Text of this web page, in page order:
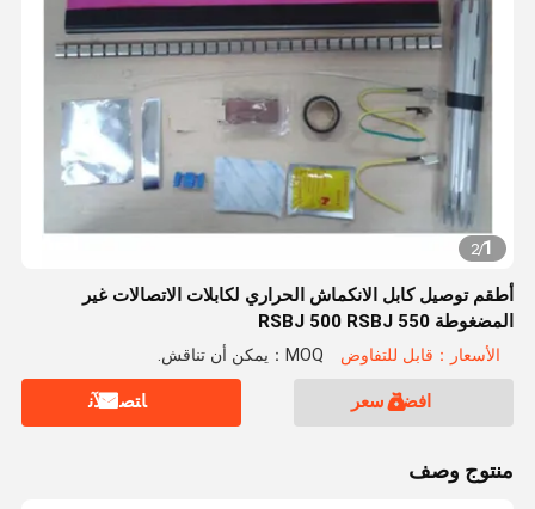
1
/
2
أطقم توصيل كابل الانكماش الحراري لكابلات الاتصالات غير
المضغوطة RSBJ 500 RSBJ 550
الأسعار：قابل للتفاوض MOQ：يمكن أن تناقش.
افضل سعر ﺎﺘﺼﻟ ﺍﻶﻧ
منتوج وصف